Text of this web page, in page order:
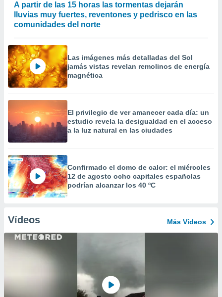
A partir de las 15 horas las tormentas dejarán
lluvias muy fuertes, reventones y pedrisco en las
comunidades del norte
Las imágenes más detalladas del Sol
jamás vistas revelan remolinos de energía
magnética
El privilegio de ver amanecer cada día: un
estudio revela la desigualdad en el acceso
a la luz natural en las ciudades
Confirmado el domo de calor: el miércoles
12 de agosto ocho capitales españolas
podrían alcanzar los 40 ºC
Vídeos Más Vídeos